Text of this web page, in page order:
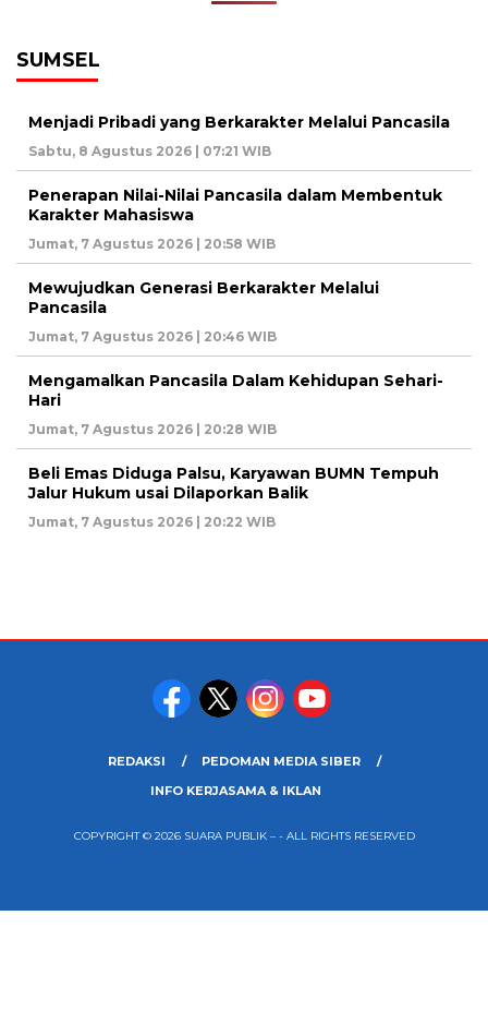
SUMSEL
Menjadi Pribadi yang Berkarakter Melalui Pancasila
Sabtu, 8 Agustus 2026 | 07:21 WIB
Penerapan Nilai-Nilai Pancasila dalam Membentuk
Karakter Mahasiswa
Jumat, 7 Agustus 2026 | 20:58 WIB
Mewujudkan Generasi Berkarakter Melalui
Pancasila
Jumat, 7 Agustus 2026 | 20:46 WIB
Mengamalkan Pancasila Dalam Kehidupan Sehari-
Hari
Jumat, 7 Agustus 2026 | 20:28 WIB
Beli Emas Diduga Palsu, Karyawan BUMN Tempuh
Jalur Hukum usai Dilaporkan Balik
Jumat, 7 Agustus 2026 | 20:22 WIB
REDAKSI
PEDOMAN MEDIA SIBER
INFO KERJASAMA & IKLAN
COPYRIGHT © 2026 SUARA PUBLIK – - ALL RIGHTS RESERVED